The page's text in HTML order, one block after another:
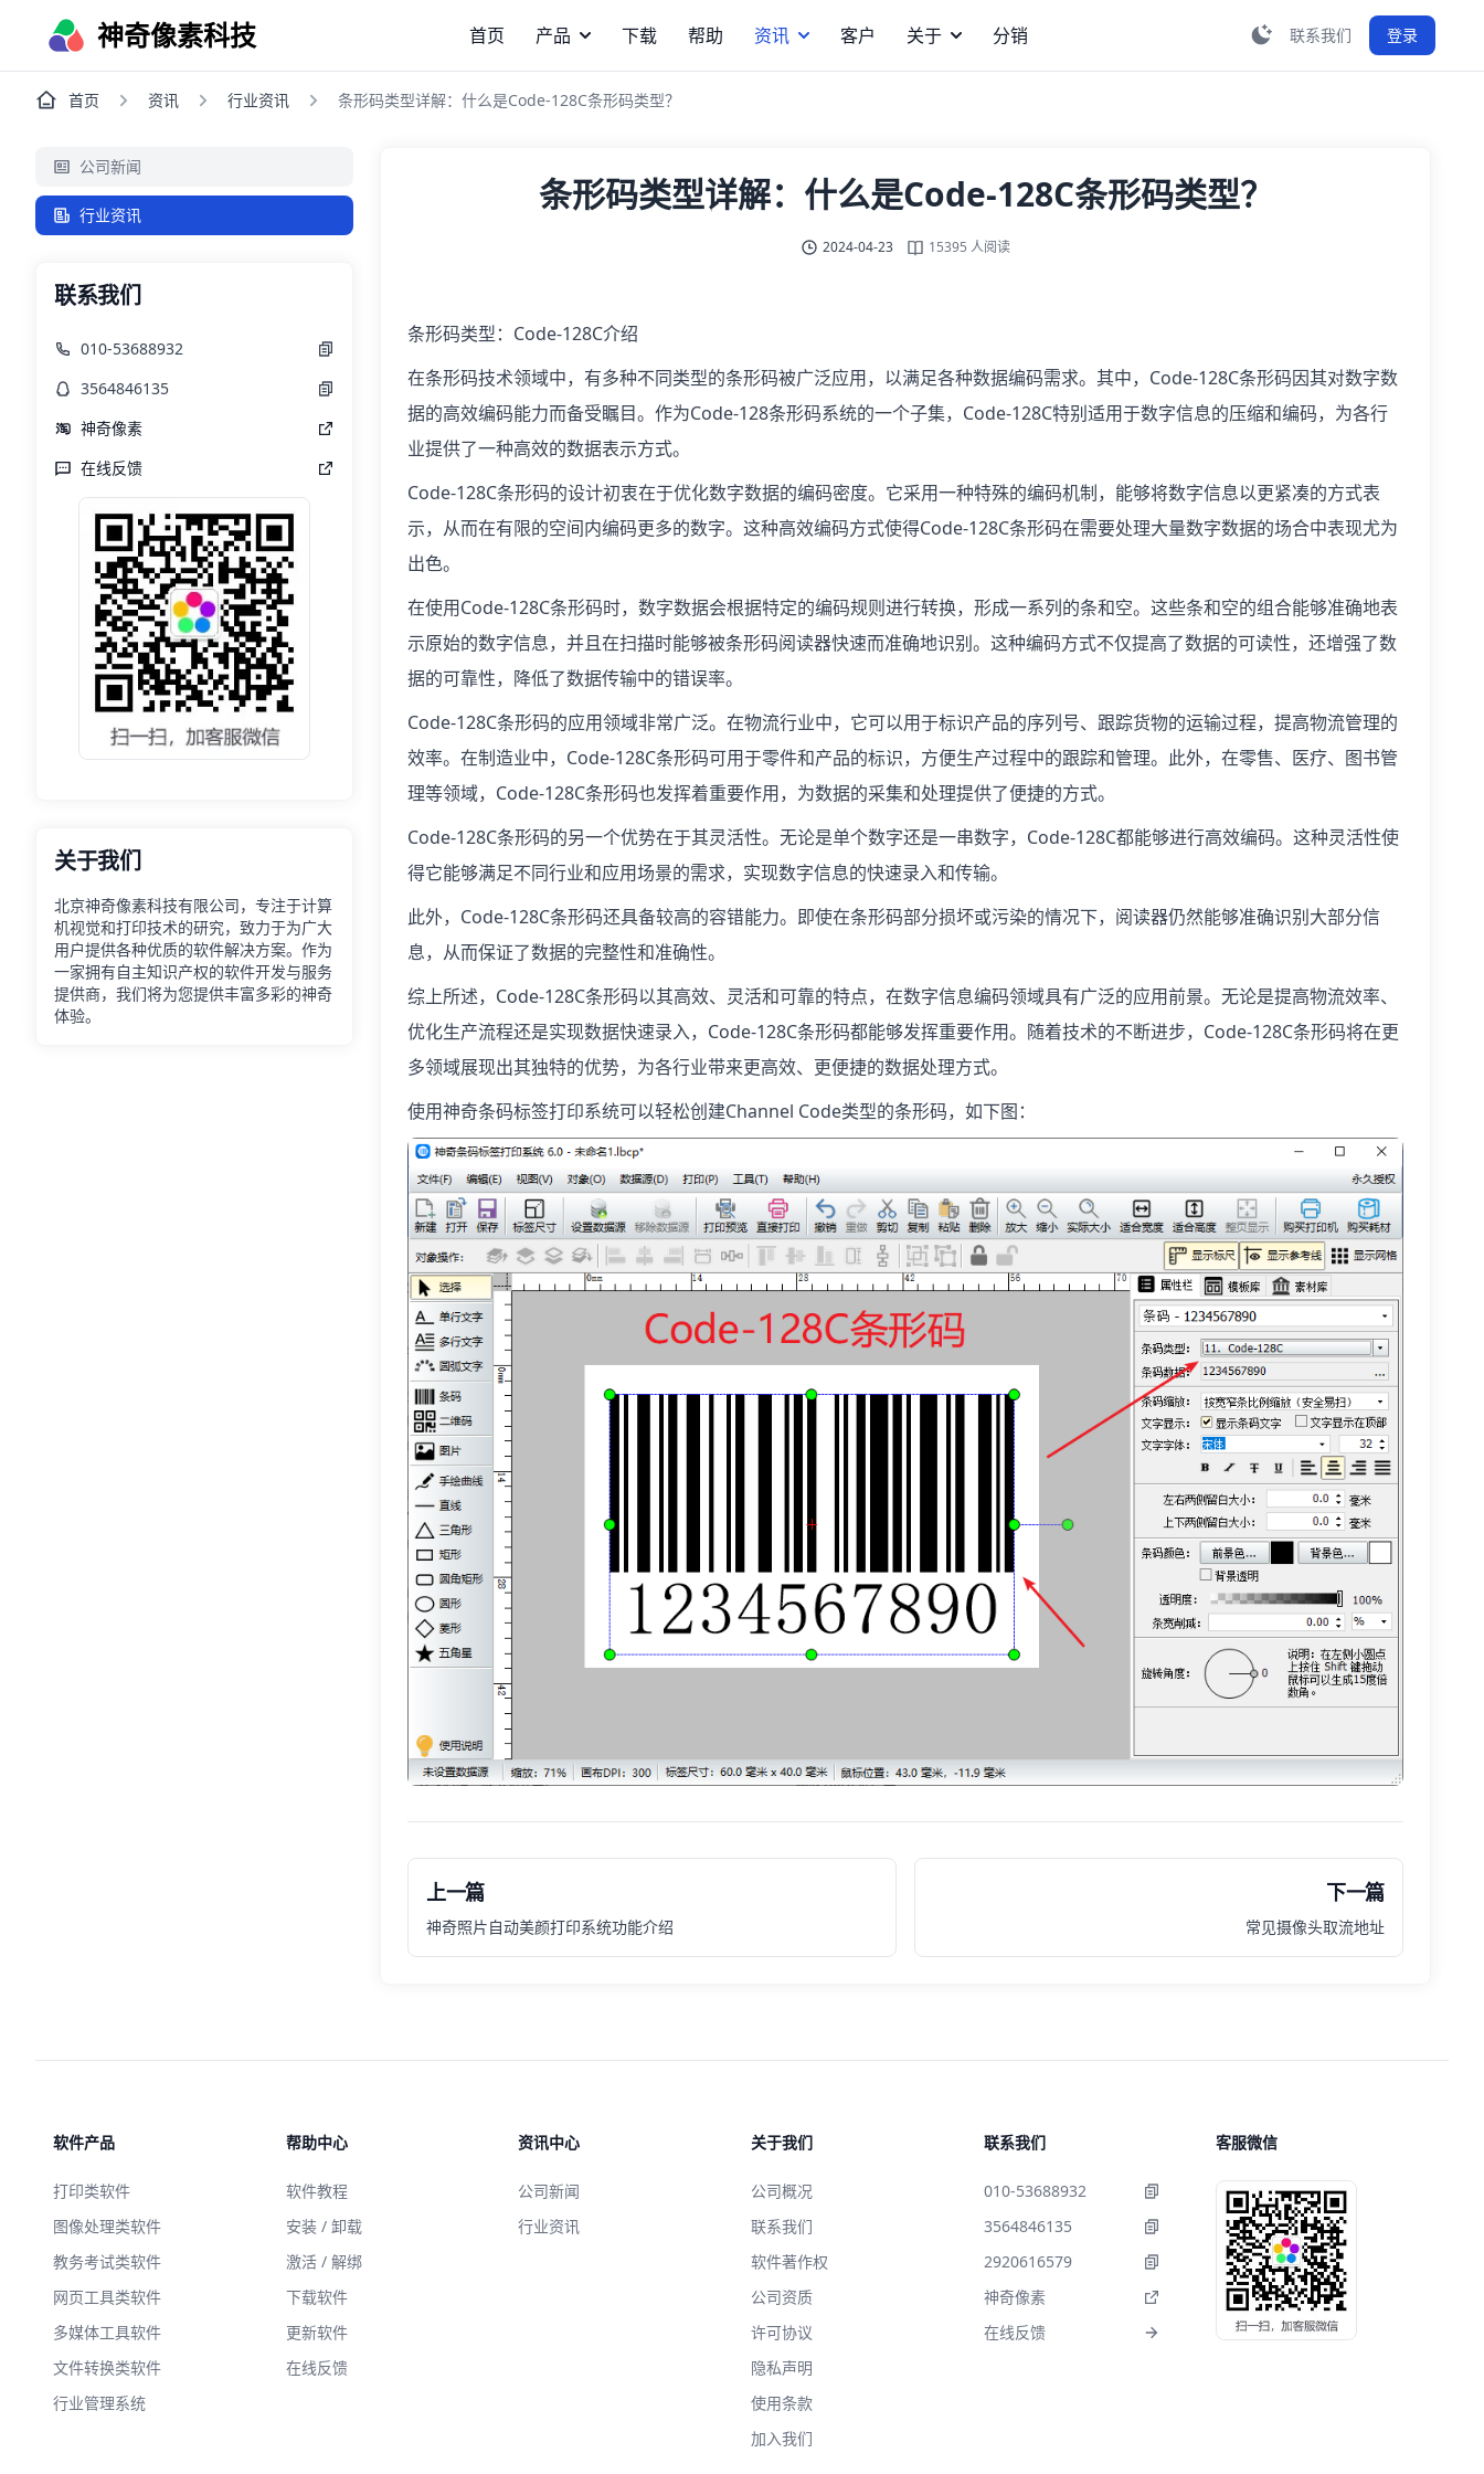
神奇像素科技 联系我们 登录
首页 产品 下载 帮助 资讯 客户 关于 分销
首页 资讯 行业资讯 条形码类型详解：什么是Code-128C条形码类型？
公司新闻
行业资讯
联系我们
010-53688932
3564846135
神奇像素
在线反馈
关于我们
北京神奇像素科技有限公司，专注于计算
机视觉和打印技术的研究，致力于为广大
用户提供各种优质的软件解决方案。作为
一家拥有自主知识产权的软件开发与服务
提供商，我们将为您提供丰富多彩的神奇
体验。
条形码类型详解：什么是Code-128C条形码类型？
2024-04-23 15395 人阅读
条形码类型：Code-128C介绍
在条形码技术领域中，有多种不同类型的条形码被广泛应用，以满足各种数据编码需求。其中，Code-128C条形码因其对数字数
据的高效编码能力而备受瞩目。作为Code-128条形码系统的一个子集，Code-128C特别适用于数字信息的压缩和编码，为各行
业提供了一种高效的数据表示方式。
Code-128C条形码的设计初衷在于优化数字数据的编码密度。它采用一种特殊的编码机制，能够将数字信息以更紧凑的方式表
示，从而在有限的空间内编码更多的数字。这种高效编码方式使得Code-128C条形码在需要处理大量数字数据的场合中表现尤为
出色。
在使用Code-128C条形码时，数字数据会根据特定的编码规则进行转换，形成一系列的条和空。这些条和空的组合能够准确地表
示原始的数字信息，并且在扫描时能够被条形码阅读器快速而准确地识别。这种编码方式不仅提高了数据的可读性，还增强了数
据的可靠性，降低了数据传输中的错误率。
Code-128C条形码的应用领域非常广泛。在物流行业中，它可以用于标识产品的序列号、跟踪货物的运输过程，提高物流管理的
效率。在制造业中，Code-128C条形码可用于零件和产品的标识，方便生产过程中的跟踪和管理。此外，在零售、医疗、图书管
理等领域，Code-128C条形码也发挥着重要作用，为数据的采集和处理提供了便捷的方式。
Code-128C条形码的另一个优势在于其灵活性。无论是单个数字还是一串数字，Code-128C都能够进行高效编码。这种灵活性使
得它能够满足不同行业和应用场景的需求，实现数字信息的快速录入和传输。
此外，Code-128C条形码还具备较高的容错能力。即使在条形码部分损坏或污染的情况下，阅读器仍然能够准确识别大部分信
息，从而保证了数据的完整性和准确性。
综上所述，Code-128C条形码以其高效、灵活和可靠的特点，在数字信息编码领域具有广泛的应用前景。无论是提高物流效率、
优化生产流程还是实现数据快速录入，Code-128C条形码都能够发挥重要作用。随着技术的不断进步，Code-128C条形码将在更
多领域展现出其独特的优势，为各行业带来更高效、更便捷的数据处理方式。
使用神奇条码标签打印系统可以轻松创建Channel Code类型的条形码，如下图：
上一篇
神奇照片自动美颜打印系统功能介绍
下一篇
常见摄像头取流地址
软件产品
打印类软件
图像处理类软件
教务考试类软件
网页工具类软件
多媒体工具软件
文件转换类软件
行业管理系统
帮助中心
软件教程
安装 / 卸载
激活 / 解绑
下载软件
更新软件
在线反馈
资讯中心
公司新闻
行业资讯
关于我们
公司概况
联系我们
软件著作权
公司资质
许可协议
隐私声明
使用条款
加入我们
联系我们
010-53688932
3564846135
2920616579
神奇像素
在线反馈
客服微信